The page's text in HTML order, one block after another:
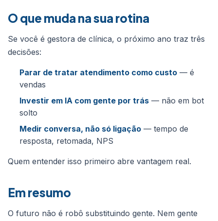
O que muda na sua rotina
Se você é gestora de clínica, o próximo ano traz três
decisões:
Parar de tratar atendimento como custo — é
vendas
Investir em IA com gente por trás — não em bot
solto
Medir conversa, não só ligação — tempo de
resposta, retomada, NPS
Quem entender isso primeiro abre vantagem real.
Em resumo
O futuro não é robô substituindo gente. Nem gente